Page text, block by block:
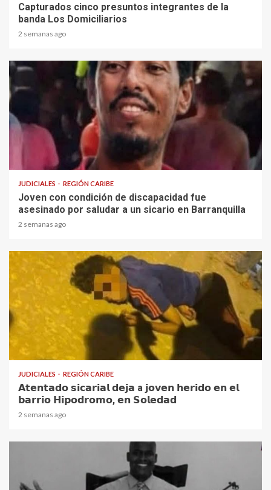
Capturados cinco presuntos integrantes de la
banda Los Domiciliarios
2 semanas ago
JUDICIALES REGIÓN CARIBE
Joven con condición de discapacidad fue
asesinado por saludar a un sicario en Barranquilla
2 semanas ago
1 min read
JUDICIALES REGIÓN CARIBE
𝗔𝘁𝗲𝗻𝘁𝗮𝗱𝗼 𝘀𝗶𝗰𝗮𝗿𝗶𝗮𝗹 𝗱𝗲𝗷𝗮 a 𝗷𝗼𝘃𝗲𝗻 𝗵𝗲𝗿𝗶𝗱𝗼 𝗲𝗻 𝗲𝗹
𝗯𝗮𝗿𝗿𝗶𝗼 𝗛𝗶𝗽𝗼𝗱𝗿𝗼𝗺𝗼, 𝗲𝗻 𝗦𝗼𝗹𝗲𝗱𝗮𝗱
2 semanas ago